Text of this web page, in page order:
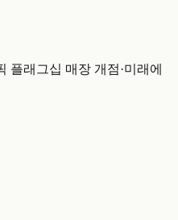
플래그십 매장 개점·미래에